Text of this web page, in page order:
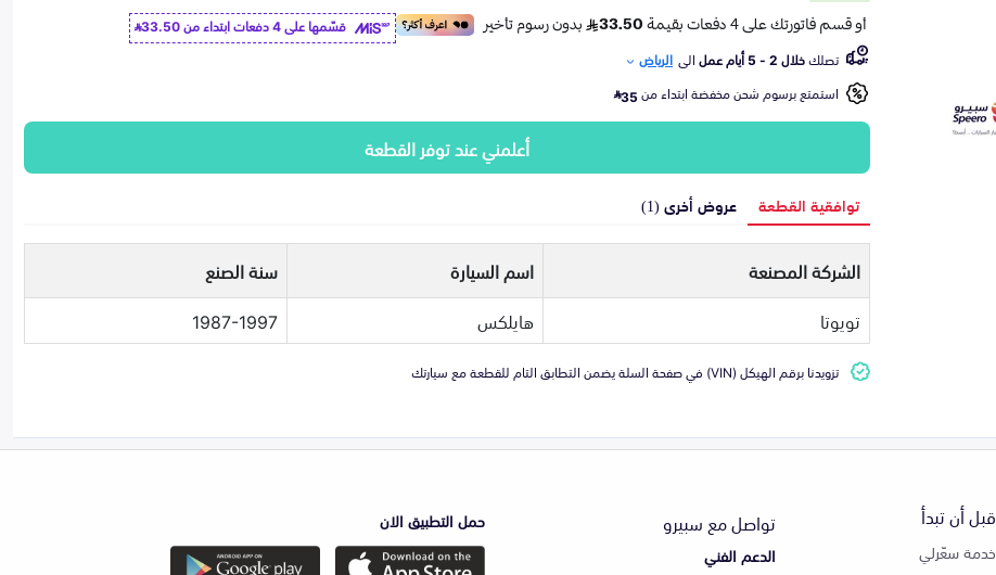
قسّمها على 4 دفعات ابتداء من
33.50
تصلكخلال 2 - 5 أيام عمل الى الرياض
استمتع برسوم شحن مخفضة ابتداء من35
أعلمني عند توفر القطعة
توافقية القطعة عروض أخرى (1)
الشركة المصنعة اسم السيارة
سنة الصنع
تويوتا
هايلكس 1987-1997
تزويدنا برقم الهيكل (VIN) في صفحة السلة يضمن التطابق التام للقطعة مع سيارتك
قبل أن تبدأ
خدمة سعّرلي
تواصل مع سبيرو
الدعم الفني
حمل التطبيق الان